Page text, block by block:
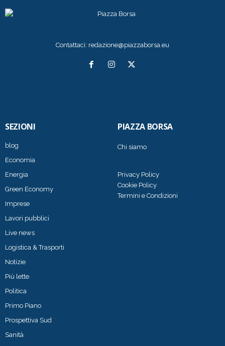
Contattaci: redazione@piazzaborsa.eu
SEZIONI
blog
Economia
Energia
Green Economy
Imprese
Lavori pubblici
Live news
Logistica & Trasporti
Notizie
Più lette
Politica
Primo Piano
Prospettiva Sud
Sanità
PIAZZA BORSA
Chi siamo
Privacy Policy
Cookie Policy
Termini e Condizioni